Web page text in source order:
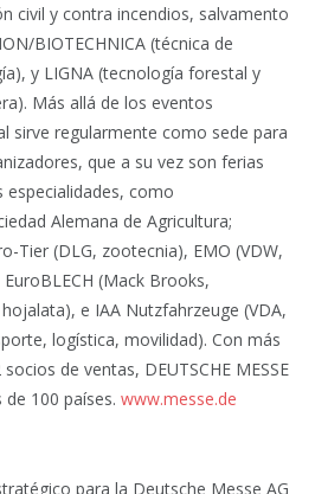
civil y contra incendios, salvamento
BIOTECHNICA (técnica de
y LIGNA (tecnología forestal y
Más allá de los eventos
sirve regularmente como sede para
que a su vez son ferias
especialidades, como
Alemana de Agricultura;
Tier (DLG, zootecnia), EMO (VDW,
(Mack Brooks,
e IAA Nutzfahrzeuge (VDA,
logística, movilidad). Con más
de ventas, DEUTSCHE MESSE
100 países. www.messe.de
para la Deutsche Messe AG